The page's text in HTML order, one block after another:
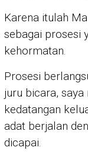
Karena itulah
sebagai prosesi
kehormatan.
Prosesi
juru bicara,
kedatangan
adat berjalan
dicapai.